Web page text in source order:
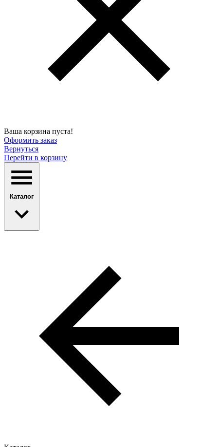
Ваша корзина пуста!
Оформить заказ
Вернуться
Перейти в корзину
Каталог